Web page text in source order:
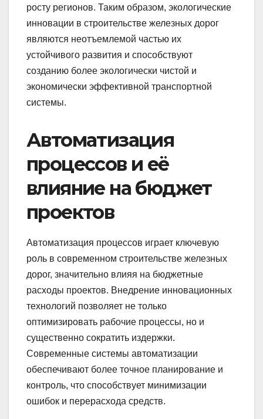
росту регионов. Таким образом, экологические
инновации в строительстве железных дорог
являются неотъемлемой частью их
устойчивого развития и способствуют
созданию более экологически чистой и
экономически эффективной транспортной
системы.
Автоматизация
процессов и её
влияние на бюджет
проектов
Автоматизация процессов играет ключевую
роль в современном строительстве железных
дорог, значительно влияя на бюджетные
расходы проектов. Внедрение инновационных
технологий позволяет не только
оптимизировать рабочие процессы, но и
существенно сократить издержки.
Современные системы автоматизации
обеспечивают более точное планирование и
контроль, что способствует минимизации
ошибок и перерасхода средств.